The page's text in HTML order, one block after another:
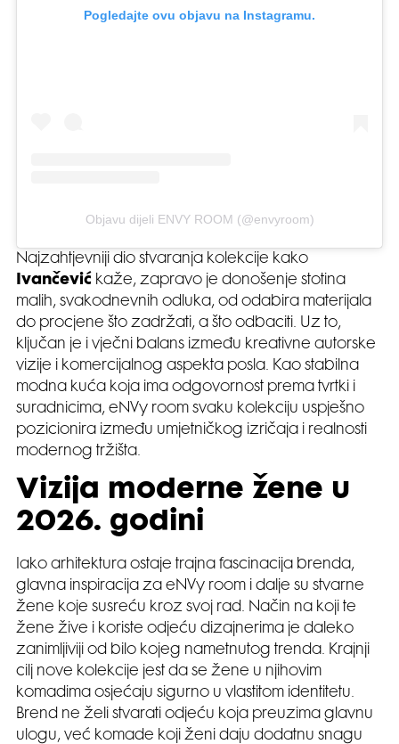
Pogledajte ovu objavu na Instagramu.
Objavu dijeli ENVY ROOM (@envyroom)
Najzahtjevniji dio stvaranja kolekcije kako
Ivančević kaže, zapravo je donošenje stotina
malih, svakodnevnih odluka, od odabira materijala
do procjene što zadržati, a što odbaciti. Uz to,
ključan je i vječni balans između kreativne autorske
vizije i komercijalnog aspekta posla. Kao stabilna
modna kuća koja ima odgovornost prema tvrtki i
suradnicima, eNVy room svaku kolekciju uspješno
pozicionira između umjetničkog izričaja i realnosti
modernog tržišta.
Vizija moderne žene u
2026. godini
Iako arhitektura ostaje trajna fascinacija brenda,
glavna inspiracija za eNVy room i dalje su stvarne
žene koje susreću kroz svoj rad. Način na koji te
žene žive i koriste odjeću dizajnerima je daleko
zanimljiviji od bilo kojeg nametnutog trenda. Krajnji
cilj nove kolekcije jest da se žene u njihovim
komadima osjećaju sigurno u vlastitom identitetu.
Brend ne želi stvarati odjeću koja preuzima glavnu
ulogu, već komade koji ženi daju dodatnu snagu